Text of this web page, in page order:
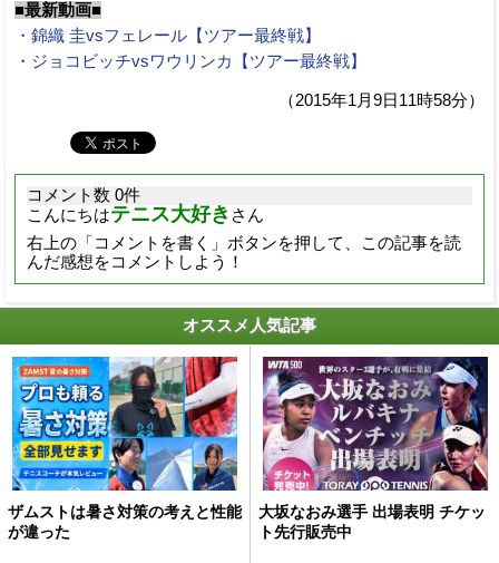
■最新動画■
・錦織 圭vsフェレール【ツアー最終戦】
・ジョコビッチvsワウリンカ【ツアー最終戦】
（2015年1月9日11時58分）
コメント数 0件
こんにちはテニス大好き さん
右上の「コメントを書く」ボタンを押して、この記事を読
んだ感想をコメントしよう！
オススメ人気記事
ザムストは暑さ対策の考えと性能
が違った
大坂なおみ選手 出場表明 チケッ
ト先行販売中